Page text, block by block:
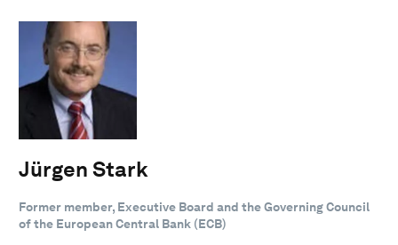
Jürgen Stark
Former member, Executive Board and the Governing Council
of the European Central Bank (ECB)